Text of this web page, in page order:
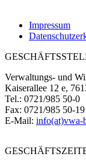
Impressum
Verwaltungs- und
Kaiserallee 12 e,
Tel.: 0721/985 50-0
Fax: 0721/985 50-19
E-Mail: info(at)vwa-